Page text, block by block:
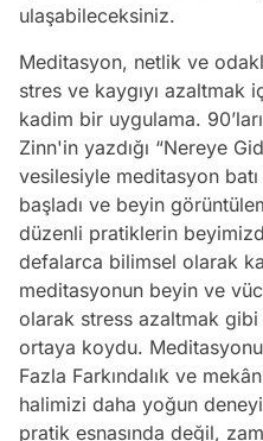
ulaşabileceksiniz.
Meditasyon, netlik ve
stres ve kaygıyı azaltmak
kadim bir uygulama.
Zinn'in yazdığı “Nereye
vesilesiyle meditasyon
başladı ve beyin
düzenli pratiklerin
defalarca bilimsel olarak
meditasyonun beyin ve
olarak stress azaltmak
ortaya koydu.
Fazla Farkındalık ve
halimizi daha yoğun
pratik esnasında değil,